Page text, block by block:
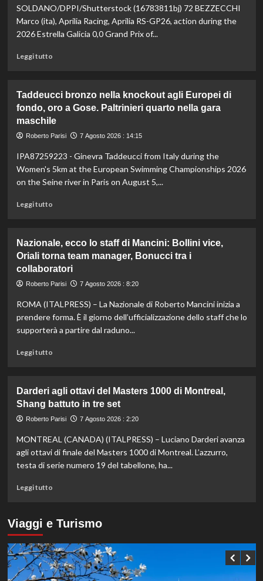
vetta:
anche
ad
del
mondo
SOLDANO/DPPI/Shutterstock (16783811bj) 72 BEZZECCHI
Marco (ita), Aprilia Racing, Aprilia RS-GP26, action during the
2026 Estrella Galicia 0,0 Grand Prix of...
Leggi tuttoLeggi
In
Gran
Bretagna
Bezzecchi
in
sella
ed
Practice
Taddeucci bronzo nella knockout agli Europei di
fondo, oro a Gose. Paltrinieri quarto nella gara
maschile
Roberto Parisi 7 Agosto 2026 : 14:15
IPA87259223 - Ginevra Taddeucci from Italy during the
Women's 5km at the European Swimming Championships 2026
on the Seine river in Paris on August 5,...
Leggi tuttoLeggi
Taddeucci
bronzo
nella
knockout
Europei
di
fondo,
nella
gara
maschile
Nazionale, ecco lo staff di Mancini: Bollini vice,
Oriali torna team manager, Bonucci tra i
collaboratori
Roberto Parisi 7 Agosto 2026 : 8:20
ROMA (ITALPRESS) – La Nazionale di Roberto Mancini inizia a
prendere forma. È il giorno dell’ufficializzazione dello staff che lo
supporterà a partire dal raduno...
Leggi tuttoLeggi
Nazionale,
ecco
lo
di
Mancini:
Bollini
manager,
Bonucci
i
collaboratori
Darderi agli ottavi del Masters 1000 di Montreal,
Shang battuto in tre set
Roberto Parisi 7 Agosto 2026 : 2:20
MONTREAL (CANADA) (ITALPRESS) – Luciano Darderi avanza
agli ottavi di finale del Masters 1000 di Montreal. L’azzurro,
testa di serie numero 19 del tabellone, ha...
Leggi tuttoLeggi
su
Darderi
agli
ottavi
del
Masters
Viaggi e Turismo